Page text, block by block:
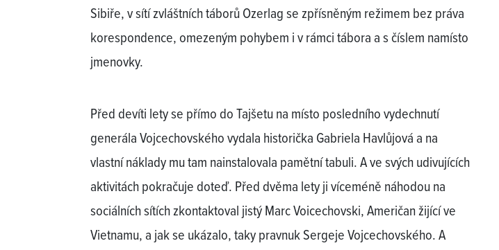
Sibiře, v sítí zvláštních táborů Ozerlag se zpřísněným režimem bez práva
korespondence, omezeným pohybem i v rámci tábora a s číslem namísto
jmenovky.
Před devíti lety se přímo do Tajšetu na místo posledního vydechnutí
generála Vojcechovského vydala historička Gabriela Havlůjová a na
vlastní náklady mu tam nainstalovala pamětní tabuli. A ve svých udivujících
aktivitách pokračuje doteď. Před dvěma lety ji víceméně náhodou na
sociálních sítích zkontaktoval jistý Marc Voicechovski, Američan žijící ve
Vietnamu, a jak se ukázalo, taky pravnuk Sergeje Vojcechovského. A